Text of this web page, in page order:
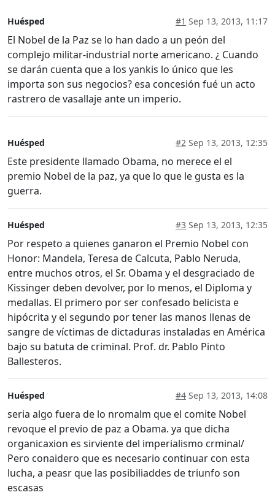
Huésped #1 Sep 13, 2013, 11:17
El Nobel de la Paz se lo han dado a un peón del
complejo militar-industrial norte americano. ¿ Cuando
se darán cuenta que a los yankis lo único que les
importa son sus negocios? esa concesión fué un acto
rastrero de vasallaje ante un imperio.
Huésped #2 Sep 13, 2013, 12:35
Este presidente llamado Obama, no merece el el
premio Nobel de la paz, ya que lo que le gusta es la
guerra.
Huésped #3 Sep 13, 2013, 12:35
Por respeto a quienes ganaron el Premio Nobel con
Honor: Mandela, Teresa de Calcuta, Pablo Neruda,
entre muchos otros, el Sr. Obama y el desgraciado de
Kissinger deben devolver, por lo menos, el Diploma y
medallas. El primero por ser confesado belicista e
hipócrita y el segundo por tener las manos llenas de
sangre de víctimas de dictaduras instaladas en América
bajo su batuta de criminal. Prof. dr. Pablo Pinto
Ballesteros.
Huésped #4 Sep 13, 2013, 14:08
seria algo fuera de lo nromalm que el comite Nobel
revoque el previo de paz a Obama. ya que dicha
organicaxion es sirviente del imperialismo crminal/
Pero conaidero que es necesario continuar con esta
lucha, a peasr que las posibiliaddes de triunfo son
escasas